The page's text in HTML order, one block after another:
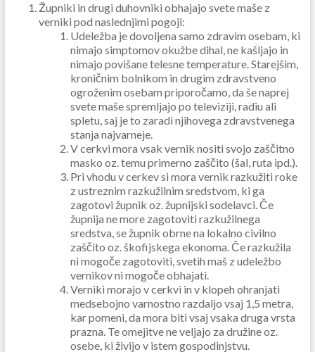
Župniki in drugi duhovniki obhajajo svete maše z
verniki pod naslednjimi pogoji:
Udeležba je dovoljena samo zdravim osebam, ki
nimajo simptomov okužbe dihal, ne kašljajo in
nimajo povišane telesne temperature. Starejšim,
kroničnim bolnikom in drugim zdravstveno
ogroženim osebam priporočamo, da še naprej
svete maše spremljajo po televiziji, radiu ali
spletu, saj je to zaradi njihovega zdravstvenega
stanja najvarneje.
V cerkvi mora vsak vernik nositi svojo zaščitno
masko oz. temu primerno zaščito (šal, ruta ipd.).
Pri vhodu v cerkevsi mora vernik razkužiti roke
z ustreznim razkužilnim sredstvom, ki ga
zagotovi župnik oz. župnijski sodelavci. Če
župnija ne more zagotoviti razkužilnega
sredstva, se župnik obrne na lokalno civilno
zaščito oz. škofijskega ekonoma. Če razkužila
ni mogoče zagotoviti, svetih maš z udeležbo
vernikov ni mogoče obhajati.
Verniki morajo v cerkvi in v klopeh ohranjati
medsebojno varnostno razdaljo vsaj 1,5 metra,
kar pomeni, da mora biti vsaj vsaka druga vrsta
prazna. Te omejitve ne veljajo za družine oz.
osebe, ki živijo v istem gospodinjstvu.